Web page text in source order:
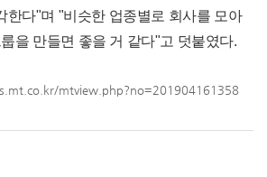
한다"며 "비슷한 업종별로 회사를 모아
을 만들면 좋을 거 같다"고 덧붙였다.
mtview.php?no=201904161358